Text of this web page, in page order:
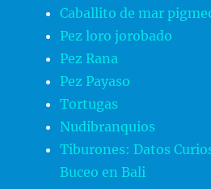
Caballito de mar
Pez loro jorobado
Pez Rana
Pez Payaso
Tortugas
Nudibranquios
Tiburones: Datos
Buceo en Bali